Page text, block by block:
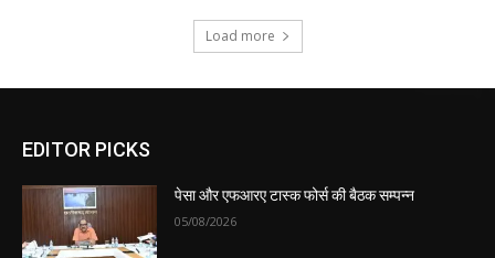
Load more
EDITOR PICKS
पेसा और एफआरए टास्क फोर्स की बैठक सम्पन्न
05/08/2026